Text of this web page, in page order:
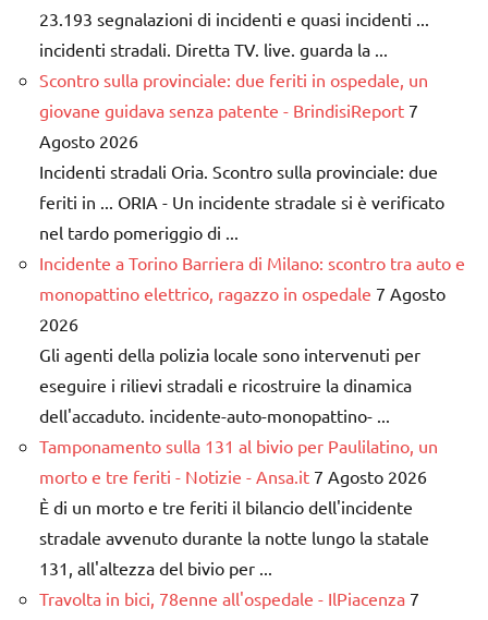
23.193 segnalazioni di incidenti e quasi incidenti ...
incidenti stradali. Diretta TV. live. guarda la ...
Scontro sulla provinciale: due feriti in ospedale, un
giovane guidava senza patente - BrindisiReport 7
Agosto 2026
Incidenti stradali Oria. Scontro sulla provinciale: due
feriti in ... ORIA - Un incidente stradale si è verificato
nel tardo pomeriggio di ...
Incidente a Torino Barriera di Milano: scontro tra auto e
monopattino elettrico, ragazzo in ospedale 7 Agosto
2026
Gli agenti della polizia locale sono intervenuti per
eseguire i rilievi stradali e ricostruire la dinamica
dell'accaduto. incidente-auto-monopattino- ...
Tamponamento sulla 131 al bivio per Paulilatino, un
morto e tre feriti - Notizie - Ansa.it 7 Agosto 2026
È di un morto e tre feriti il bilancio dell'incidente
stradale avvenuto durante la notte lungo la statale
131, all'altezza del bivio per ...
Travolta in bici, 78enne all'ospedale - IlPiacenza 7